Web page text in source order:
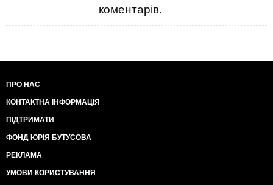
коментарів.
ПРО НАС
КОНТАКТНА ІНФОРМАЦІЯ
ПІДТРИМАТИ
ФОНД ЮРІЯ БУТУСОВА
РЕКЛАМА
УМОВИ КОРИСТУВАННЯ